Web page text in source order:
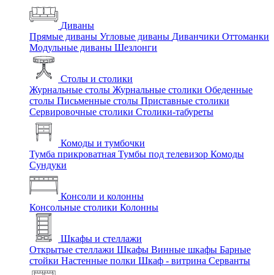
Диваны
Прямые диваны Угловые диваны Диванчики Оттоманки
Модульные диваны Шезлонги
Столы и столики
Журнальные столы Журнальные столики Обеденные
столы Письменные столы Приставные столики
Сервировочные столики Столики-табуреты
Комоды и тумбочки
Тумба прикроватная Тумбы под телевизор Комоды
Сундуки
Консоли и колонны
Консольные столики Колонны
Шкафы и стеллажи
Открытые стеллажи Шкафы Винные шкафы Барные
стойки Настенные полки Шкаф - витрина Серванты